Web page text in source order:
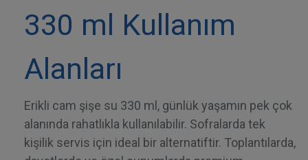
330 ml Kullanım
Alanları
Erikli cam şişe su 330 ml, günlük yaşamın pek çok
alanında rahatlıkla kullanılabilir. Sofralarda tek
kişilik servis için ideal bir alternatiftir. Toplantılarda,